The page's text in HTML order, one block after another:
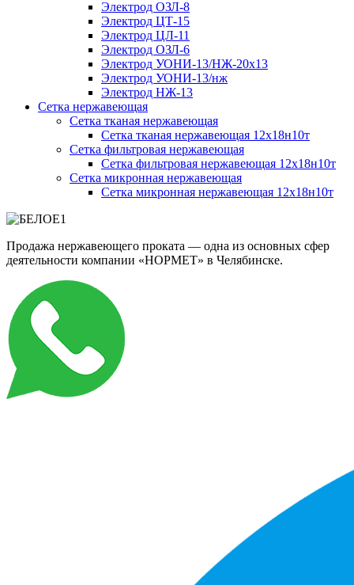
Электрод ОЗЛ-8
Электрод ЦТ-15
Электрод ЦЛ-11
Электрод ОЗЛ-6
Электрод УОНИ-13/НЖ-20х13
Электрод УОНИ-13/нж
Электрод НЖ-13
Сетка нержавеющая
Сетка тканая нержавеющая
Сетка тканая нержавеющая 12х18н10т
Сетка фильтровая нержавеющая
Сетка фильтровая нержавеющая 12х18н10т
Сетка микронная нержавеющая
Сетка микронная нержавеющая 12х18н10т
Продажа нержавеющего проката — одна из основных сфер
деятельности компании «НОРМЕТ» в Челябинске.